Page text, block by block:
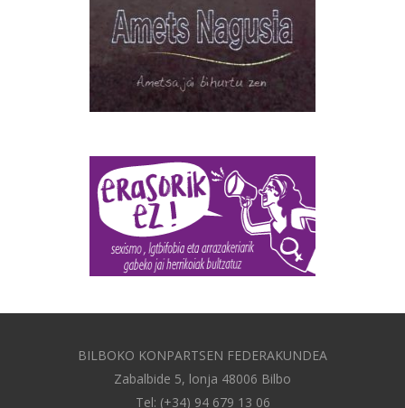
BILBOKO KONPARTSEN FEDERAKUNDEA
Zabalbide 5, lonja 48006 Bilbo
Tel: (+34) 94 679 13 06